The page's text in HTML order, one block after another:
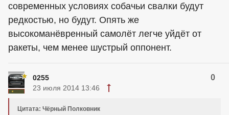
современных условиях собачьи свалки будут
редкостью, но будут. Опять же
высокоманёвренный самолёт легче уйдёт от
ракеты, чем менее шустрый оппонент.
0255 0
23 июля 2014 13:46
Цитата: Чёрный Полковник